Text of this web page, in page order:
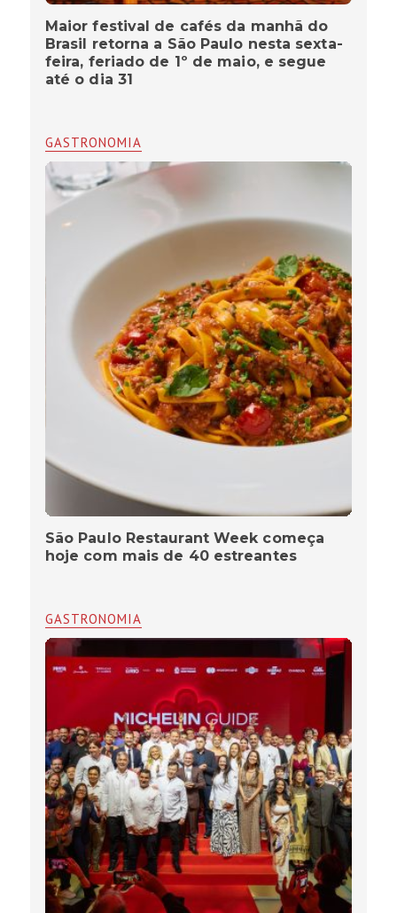
Maior festival de cafés da manhã do
Brasil retorna a São Paulo nesta sexta-
feira, feriado de 1º de maio, e segue
até o dia 31
GASTRONOMIA
São Paulo Restaurant Week começa
hoje com mais de 40 estreantes
GASTRONOMIA